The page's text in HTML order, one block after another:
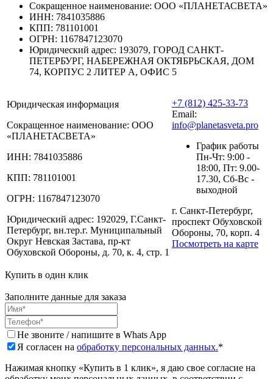
Сокращенное наименование: ООО «ПЛАНЕТАСВЕТА»
ИНН: 7841035886
КПП: 781101001
ОГРН: 1167847123070
Юридический адрес: 193079, ГОРОД САНКТ-
ПЕТЕРБУРГ, НАБЕРЕЖНАЯ ОКТЯБРЬСКАЯ, ДОМ
74, КОРПУС 2 ЛИТЕР А, ОФИС 5
Юридическая информация
Сокращенное наименование: ООО
«ПЛАНЕТАСВЕТА»
ИНН: 7841035886
КПП: 781101001
ОГРН: 1167847123070
Юридический адрес: 192029, Г.Санкт-
Петербург, вн.тер.г. Муниципальный
Округ Невская Застава, пр-кт
Обуховской Обороны, д. 70, к. 4, стр. 1
+7 (812) 425-33-73
Email:
info@planetasveta.pro
График работы
Пн-Чт: 9:00 -
18:00, Пт: 9.00-
17.30, Сб-Вс -
выходной
г. Санкт-Петербург,
проспект Обуховской
Обороны, 70, корп. 4
Посмотреть на карте
Купить в один клик
Заполните данные для заказа
Не звоните / напишите в Whats App
Я согласен на обработку персональных данных.*
Нажимая кнопку «Купить в 1 клик», я даю свое согласие на